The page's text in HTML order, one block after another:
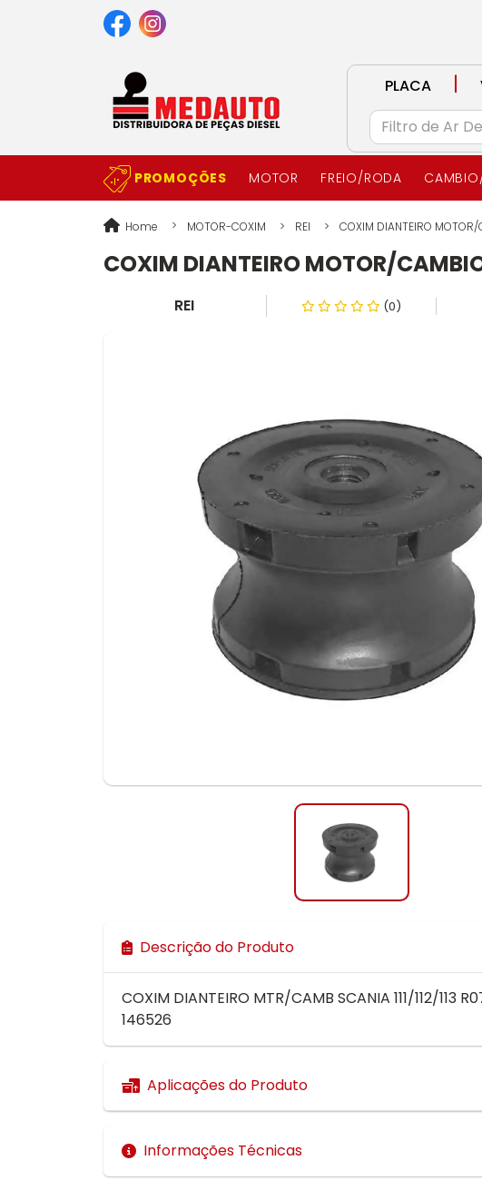
PLACA
|
PROMOÇÕES MOTOR FREIO/RODA
Home MOTOR-COXIM REI COXIM DIANTEIRO MOTOR/
COXIM DIANTEIRO MOTOR/
REI (0)
Descrição do Produto
COXIM DIANTEIRO MTR/CAMB SCANIA 111/112/113
146526
Aplicações do Produto
Informações Técnicas